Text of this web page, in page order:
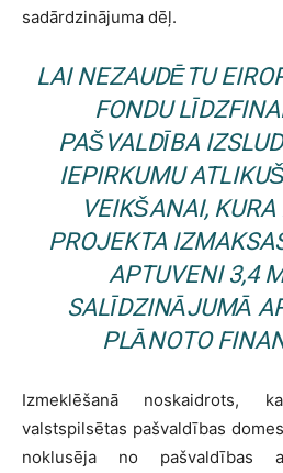
sadārdzinājuma dēļ.
LAI NEZAUDĒTU
FONDU
PAŠVALDĪBA
IEPIRKUMU
VEIKŠANAI,
PROJEKTA
APTUVENI 3,4
SALĪDZINĀJUMĀ
PLĀNOTO
Izmeklēšanā noskaidrots,
valstspilsētas pašvaldības
noklusēja no pašvaldības